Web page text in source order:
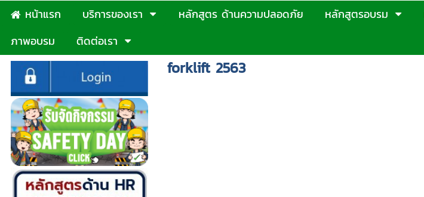
หน้าแรก บริการของเรา หลักสูตร ด้านความปลอดภัย หลักสูตรอบรม
ภาพอบรม
ติดต่อเรา
forklift 2563